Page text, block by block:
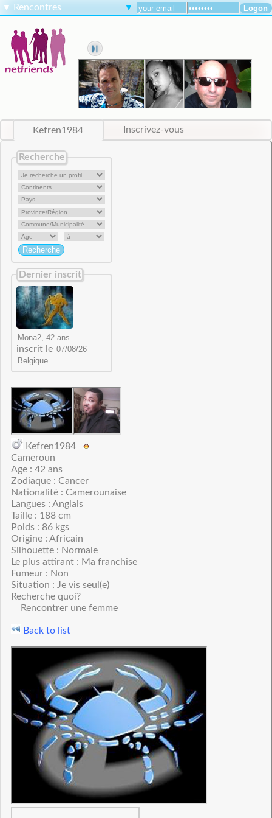
▼ Rencontres ▼
Kefren1984 Inscrivez-vous
Recherche
Dernier inscrit
inscrit le
Kefren1984
Cameroun
Age : 42 ans
Zodiaque : Cancer
Nationalité : Camerounaise
Langues : Anglais
Taille : 188 cm
Poids : 86 kgs
Origine : Africain
Silhouette : Normale
Le plus attirant : Ma franchise
Fumeur : Non
Situation : Je vis seul(e)
Recherche quoi?
Rencontrer une femme
Back to list